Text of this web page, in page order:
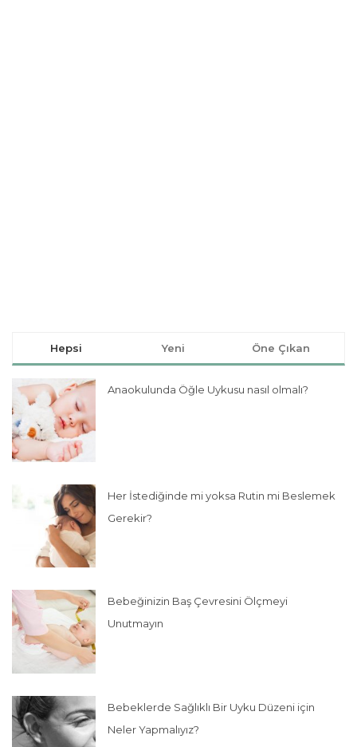
Hepsi Yeni Öne Çıkan
Anaokulunda Öğle Uykusu nasıl olmalı?
Her İstediğinde mi yoksa Rutin mi Beslemek
Gerekir?
Bebeğinizin Baş Çevresini Ölçmeyi
Unutmayın
Bebeklerde Sağlıklı Bir Uyku Düzeni için
Neler Yapmalıyız?